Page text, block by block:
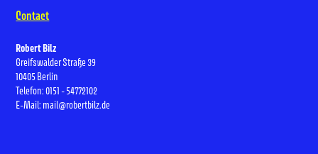
Contact
Robert Bilz
Greifswalder Straße 39
10405 Berlin
Telefon: 0151 - 54772102
E-Mail: mail@robertbilz.de